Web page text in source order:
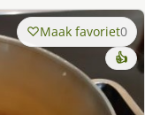
Maak favoriet0
👍